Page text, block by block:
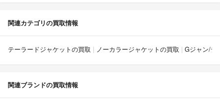
関連カテゴリの買取情報
テーラードジャケットの買取 ノーカラージャケットの買取 Gジャン/デ
関連ブランドの買取情報